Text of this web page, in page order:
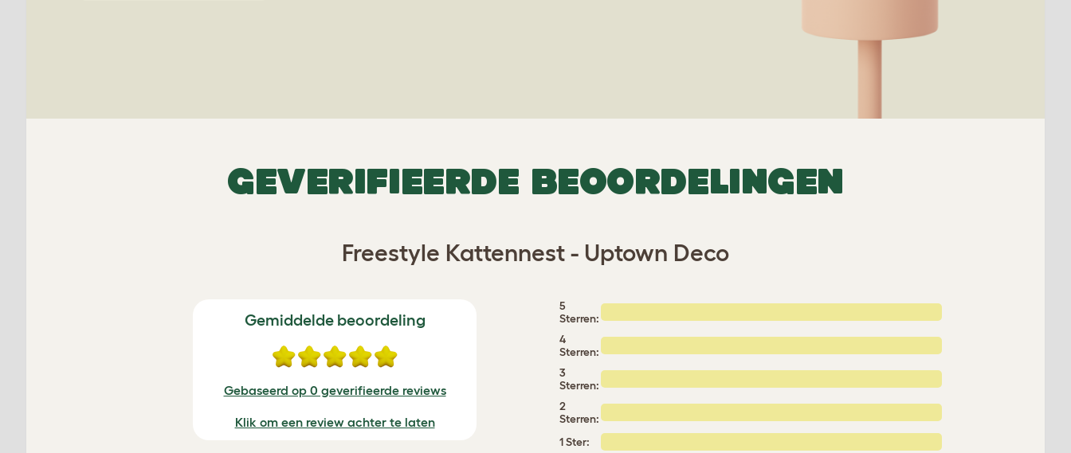
GEVERIFIEERDE BEOORDELINGEN
Freestyle Kattennest - Uptown Deco
Gemiddelde beoordeling
Gebaseerd op 0 geverifieerde reviews
Klik om een review achter te laten
5
Sterren:
4
Sterren:
3
Sterren:
2
Sterren:
1 Ster: